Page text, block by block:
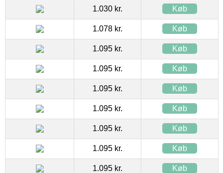
1.030 kr. Køb
1.078 kr. Køb
1.095 kr. Køb
1.095 kr. Køb
1.095 kr. Køb
1.095 kr. Køb
1.095 kr. Køb
1.095 kr. Køb
1.095 kr. Køb